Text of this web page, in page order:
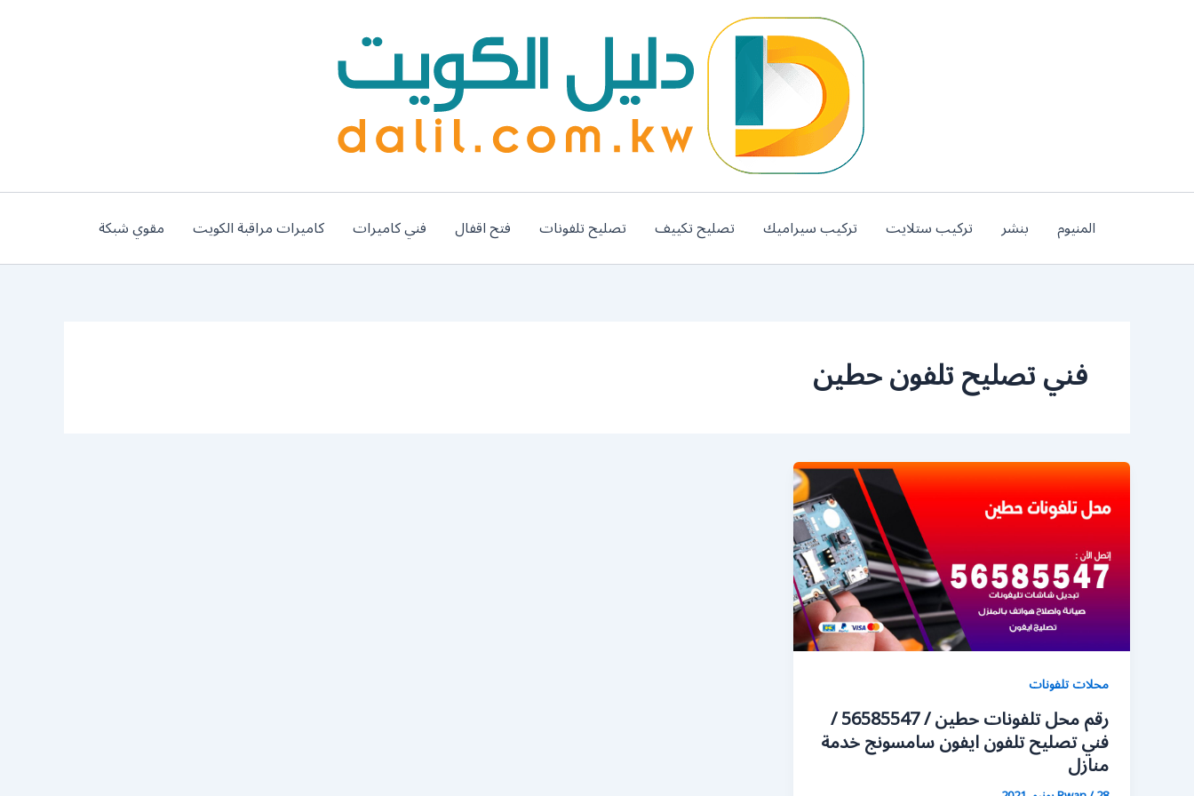
المنيوم بنشر تركيب ستلايت تركيب سيراميك تصليح تكييف تصليح تلفونات فتح اقفال فني كاميرات كاميرات مراقبة الكويت مقوي شبكة
فني تصليح تلفون حطين
محلات تلفونات
رقم محل تلفونات حطين / 56585547 /
فني تصليح تلفون ايفون سامسونج خدمة
منازل